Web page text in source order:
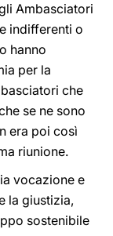
Ambasciatori
indifferenti o
hanno
per la
che
se ne sono
era poi così
riunione.
vocazione e
la giustizia,
sostenibile